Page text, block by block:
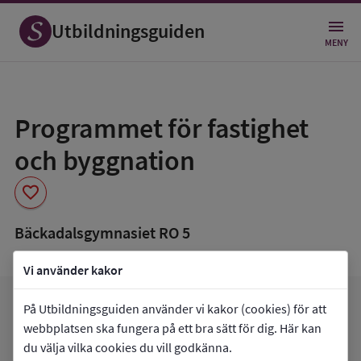
Vi använder kakor
På Utbildningsguiden använder vi kakor (cookies) för att
webbplatsen ska fungera på ett bra sätt för dig. Här kan
du välja vilka cookies du vill godkänna.
Utbildningsguiden MENY
Programmet för fastighet
och byggnation
favorite
som
favorit
Bäckadalsgymnasiet RO 5
Gå tillBäckadalsgymnasiet RO 5arrow_forward
Mina favoriterfavorite